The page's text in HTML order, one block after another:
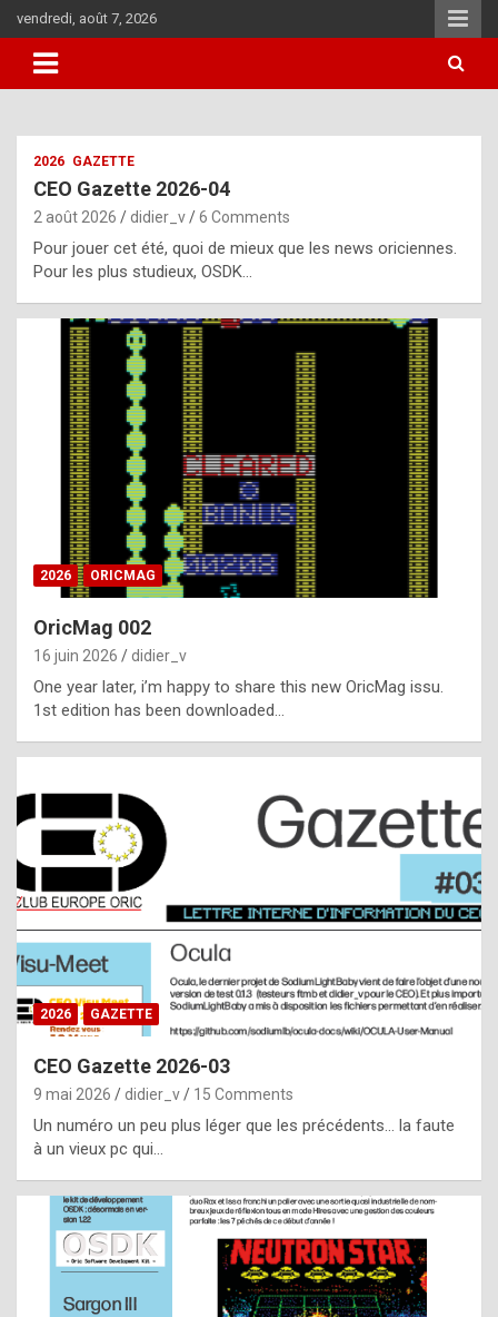
to
content
vendredi, août 7, 2026
i
u
l
y
d
i
ff
i
l
t
t
s
t
a
s
i
e
f
o
m
m
a
2026 GAZETTE
CEO Gazette 2026-04
2 août 2026 didier_v 6 Comments
Pour jouer cet été, quoi de mieux que les news oriciennes.
Pour les plus studieux, OSDK…
2026 ORICMAG
OricMag 002
16 juin 2026 didier_v
One year later, i’m happy to share this new OricMag issu.
1st edition has been downloaded…
2026 GAZETTE
CEO Gazette 2026-03
9 mai 2026 didier_v 15 Comments
Un numéro un peu plus léger que les précédents… la faute
à un vieux pc qui…